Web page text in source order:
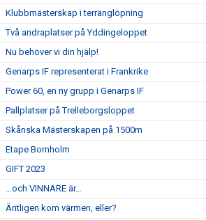
Klubbmästerskap i terränglöpning
Två andraplatser på Yddingeloppet
Nu behöver vi din hjälp!
Genarps IF representerat i Frankrike
Power 60, en ny grupp i Genarps IF
Pallplatser på Trelleborgsloppet
Skånska Mästerskapen på 1500m
Etape Bornholm
GIFT 2023
…och VINNARE är…
Äntligen kom värmen, eller?